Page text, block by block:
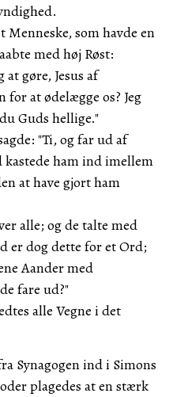
Menneske, som havde en
med høj Røst:
gøre, Jesus af
for at ødelægge os? Jeg
Guds hellige."
"Ti, og far ud af
kastede ham ind imellem
at have gjort ham
alle; og de talte med
er dog dette for et Ord;
Aander med
fare ud?"
alle Vegne i det
Synagogen ind i Simons
plagedes at en stærk